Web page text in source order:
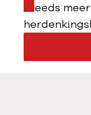
e
p
g
Steeds